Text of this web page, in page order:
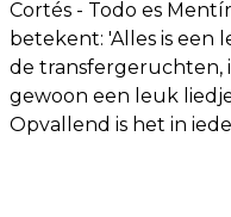
Cortés - Todo es
betekent: 'Alles is een
de transfergeruchten,
gewoon een leuk
Opvallend is het in